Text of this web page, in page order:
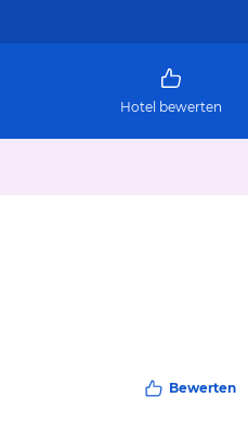
Hotel bewerten
Bewerten